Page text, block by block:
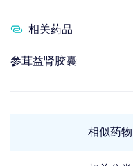
相关药品
参茸益肾胶囊
相似药物